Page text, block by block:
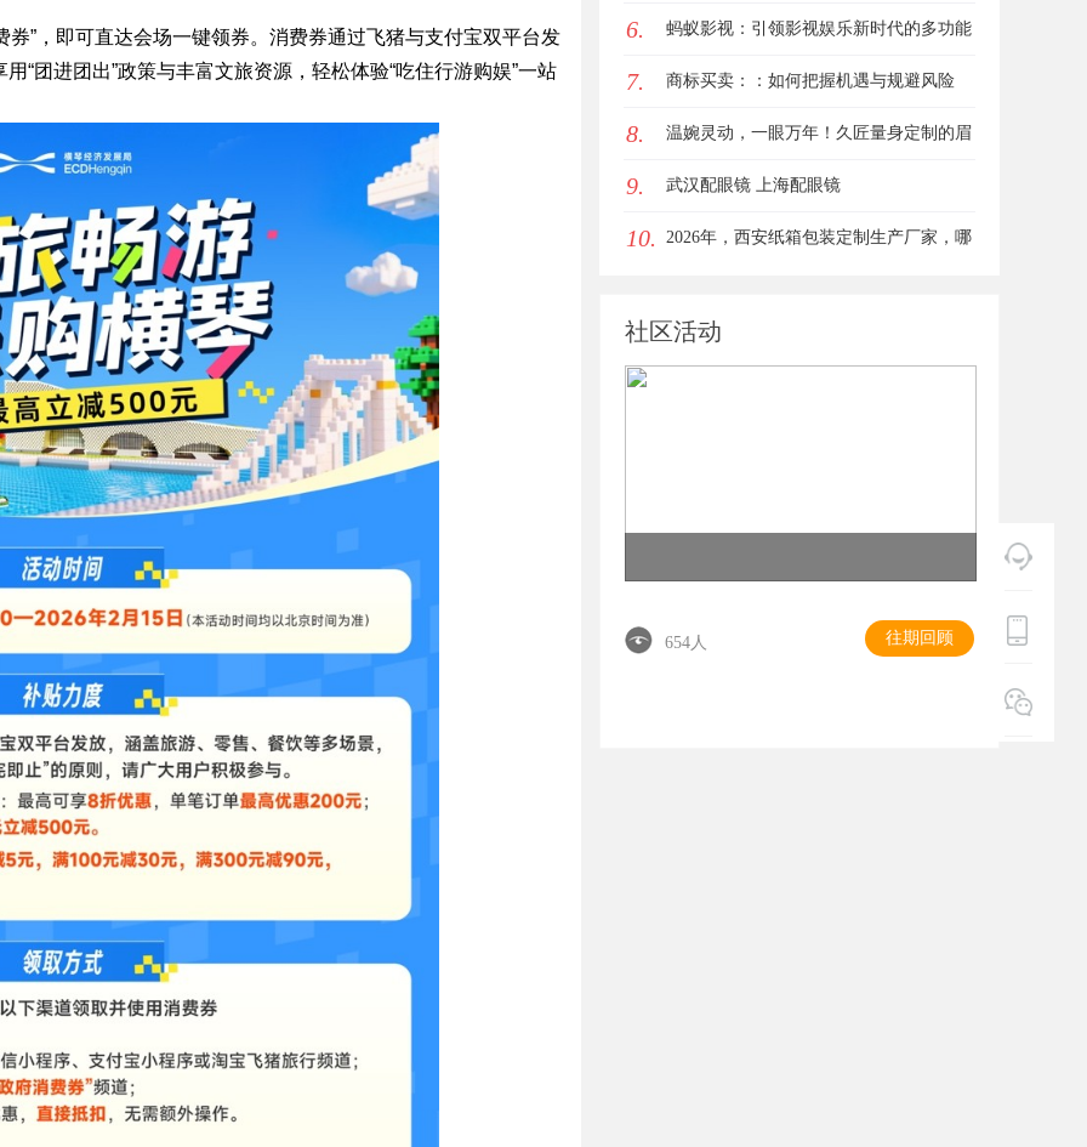
”，即可直达会场一键领券。消费券通过飞猪与支付宝双平台发
“团进团出”政策与丰富文旅资源，轻松体验“吃住行游购娱”一站
首选平台详解
6. 蚂蚁影视：引领影视娱乐新时代的多功能
平台解析
7. 商标买卖：：如何把握机遇与规避风险
8. 温婉灵动，一眼万年！久匠量身定制的眉
眼唇，才是你整张脸的点睛之笔！淡颜系
女生的气质加分项
9. 武汉配眼镜 上海配眼镜
10. 2026年，西安纸箱包装定制生产厂家，哪
社区活动
654人 往期回顾